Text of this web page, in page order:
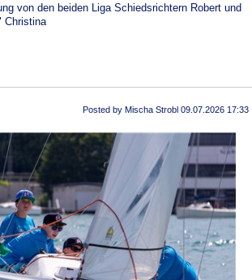
von den beiden Liga Schiedsrichtern Robert und
Christina
Posted by Mischa Strobl 09.07.2026 17:33